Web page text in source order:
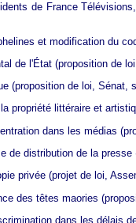
de France
et modification du
de l'État(proposition de
(proposition de loi, Sénat,
propriété littéraire et
dans les médias
de distribution de la presse
privée(projet de loi,
des têtes maories
dans les délais